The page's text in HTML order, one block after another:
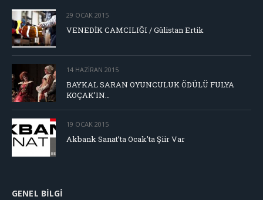
29 OCAK 2015
VENEDİK CAMCILIĞI / Gülistan Ertik
14 HAZIRAN 2015
BAYKAL SARAN OYUNCULUK ÖDÜLÜ FULYA
KOÇAK’IN…
19 OCAK 2015
Akbank Sanat’ta Ocak’ta Şiir Var
GENEL BILGI